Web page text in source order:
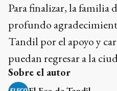
Para finalizar, la familia
profundo
Tandil por el apoyo y
puedan regresar a la
Sobre el autor